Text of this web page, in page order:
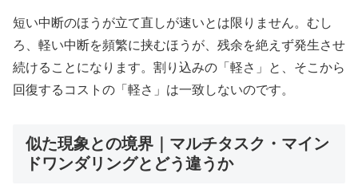
短い中断のほうが立て直しが速いとは限りません。むし
ろ、軽い中断を頻繁に挟むほうが、残余を絶えず発生させ
続けることになります。割り込みの「軽さ」と、そこから
回復するコストの「軽さ」は一致しないのです。
似た現象との境界｜マルチタスク・マイン
ドワンダリングとどう違うか